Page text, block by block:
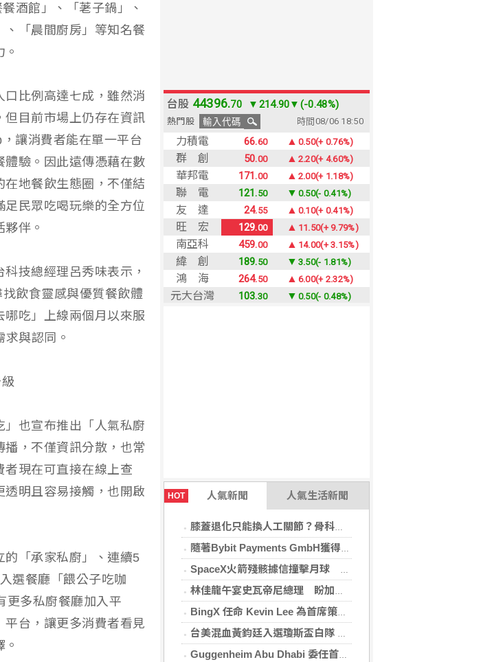
HOT 人氣新聞 人氣生活新聞
膝蓋退化只能換人工關節？骨科醫師解析「退化性關節炎」治療評估
隨著Bybit Payments GmbH獲得電子貨幣機構牌照，Bybit.eu進一步拓展其在歐洲的業務布局
SpaceX火箭殘骸據信撞擊月球 無即時畫面暫難確認
林佳龍午宴史瓦帝尼總理 盼加強各領域雙邊合作
BingX 任命 Kevin Lee 為首席策略長，加速推進多資產、以用戶為核心的發展願景
台美混血黃鈞廷入選瓊斯盃白隊 榮幸披台灣戰袍
Guggenheim Abu Dhabi 委任首任館長
酒館」、「荖子鍋」、
、「晨間廚房」等知名餐
比例高達七成，雖然消
但目前市場上仍存在資訊
讓消費者能在單一平台
體驗。因此遠傳憑藉在數
地餐飲生態圈，不僅結
民眾吃喝玩樂的全方位
伴。
技總經理呂秀味表示，
飲食靈感與優質餐飲體
吃」上線兩個月以來服
與認同。
也宣布推出「人氣私廚
，不僅資訊分散，也常
者現在可直接在線上查
明且容易接觸，也開啟
的「承家私廚」、連續5
選餐廳「餵公子吃咖
更多私廚餐廳加入平
台，讓更多消費者看見